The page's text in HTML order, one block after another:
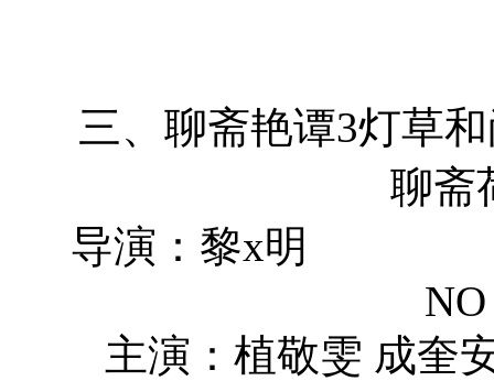
三、聊斋艳
聊斋
导演：
主演：植